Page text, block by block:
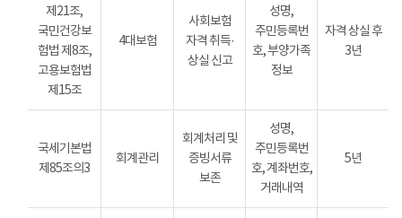
제21조,
국민건강보
험법 제8조,
고용보험법
제15조
4대보험
사회보험
자격 취득·
상실 신고
성명,
주민등록번
호, 부양가족
정보
자격 상실 후
3년
국세기본법
제85조의3
회계관리
회계처리 및
증빙서류
보존
성명,
주민등록번
호, 계좌번호,
거래내역
5년